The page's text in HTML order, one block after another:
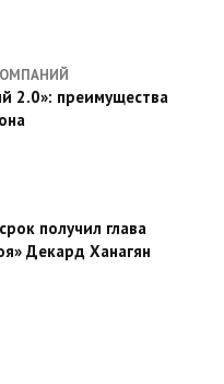
2.0»: преимущества
получил глава
Декард Ханагян